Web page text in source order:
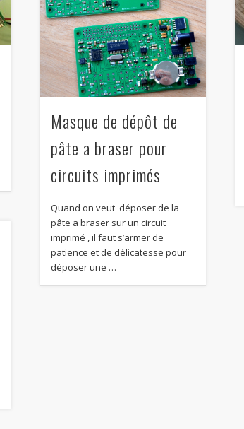
Masque de dépôt de
pâte a braser pour
circuits imprimés
Quand on veut déposer de la
pâte a braser sur un circuit
imprimé , il faut s’armer de
patience et de délicatesse pour
déposer une …